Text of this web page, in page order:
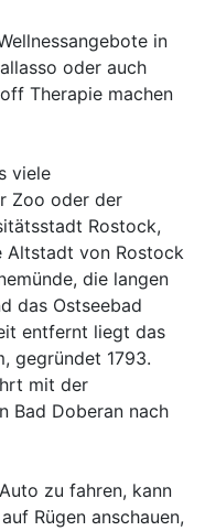
in
oder auch
Therapie machen
viele
Zoo oder der
Rostock,
Altstadt von Rostock
die langen
das Ostseebad
entfernt liegt das
gegründet 1793.
mit der
Bad Doberan nach
zu fahren, kann
Rügen anschauen,